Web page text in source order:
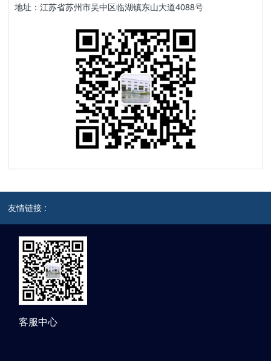
地址：江苏省苏州市吴中区临湖镇东山大道4088号
友情链接 :
客服中心